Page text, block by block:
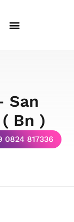
San
Bn )
0824 817336